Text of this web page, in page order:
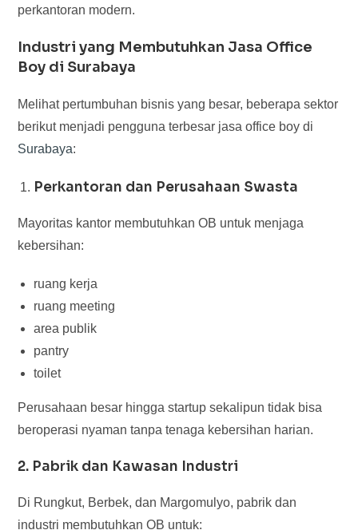
perkantoran modern.
Industri yang Membutuhkan Jasa Office
Boy di Surabaya
Melihat pertumbuhan bisnis yang besar, beberapa sektor
berikut menjadi pengguna terbesar jasa office boy di
Surabaya:
Perkantoran dan Perusahaan Swasta
Mayoritas kantor membutuhkan OB untuk menjaga
kebersihan:
ruang kerja
ruang meeting
area publik
pantry
toilet
Perusahaan besar hingga startup sekalipun tidak bisa
beroperasi nyaman tanpa tenaga kebersihan harian.
2. Pabrik dan Kawasan Industri
Di Rungkut, Berbek, dan Margomulyo, pabrik dan
industri membutuhkan OB untuk: